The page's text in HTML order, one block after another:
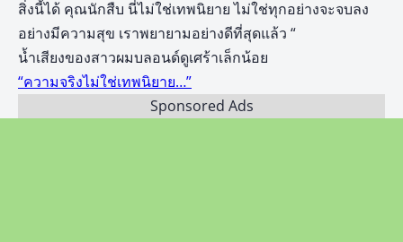
สิ่งนี้ได้ คุณนักสืบ นี่ไม่ใช่เทพนิยาย ไม่ใช่ทุกอย่างจะจบลง
อย่างมีความสุข เราพยายามอย่างดีที่สุดแล้ว “
น้ำเสียงของสาวผมบลอนด์ดูเศร้าเล็กน้อย
“ความจริงไม่ใช่เทพนิยาย…”
Sponsored Ads